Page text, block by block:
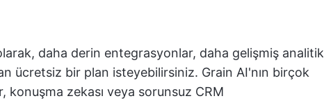
olarak, daha derin entegrasyonlar, daha gelişmiş analitik
ücretsiz bir plan isteyebilirsiniz. Grain AI'nın birçok
zekası veya sorunsuz CRM